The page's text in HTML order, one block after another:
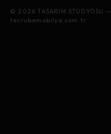
© 2026 TASARIM STÜDYOSU —
tecrubemobilya.com.tr